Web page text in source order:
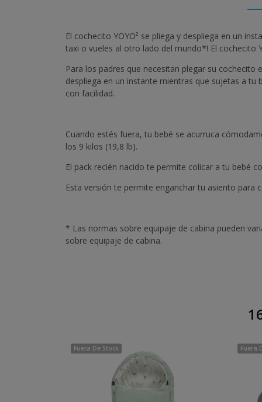
El cochecito YOYO² se pliega y despliega en un
taxi o vueles al otro lado del mundo*! El cochecito
Para los padres que necesitan plegar su cochecito
despliega en un instante mientras que sujetas a tu
con facilidad.
Cuando estés fuera, tu bebé se acurruca
los 9 kilos (19,8 lb).
El pack recién nacido te permite colicar a tu bebé
Esta versión te permite enganchar tu asiento
* Las normas sobre equipaje de cabina pueden
sobre equipaje de cabina.
Fuera De Stock Fuera